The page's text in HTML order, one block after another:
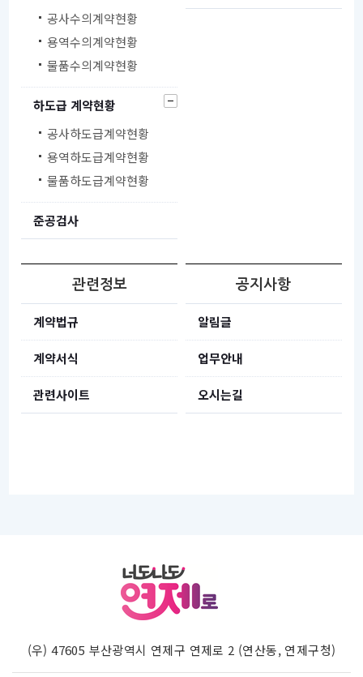
공사수의계약현황
용역수의계약현황
물품수의계약현황
하도급 계약현황
공사하도급계약현황
용역하도급계약현황
물품하도급계약현황
준공검사
관련정보
계약법규
계약서식
관련사이트
공지사항
알림글
업무안내
오시는길
(우) 47605 부산광역시 연제구 연제로 2 (연산동, 연제구청)